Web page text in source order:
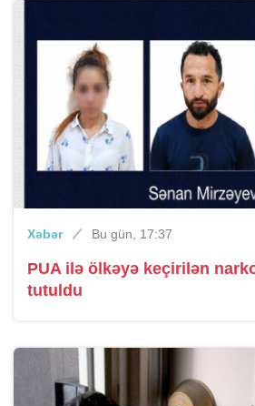
Xəbər Bu gün, 17:37
PUA ilə ölkəyə keçirilən
tutuldu